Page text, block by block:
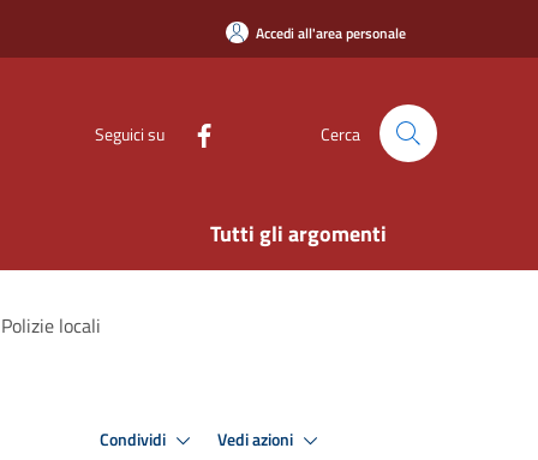
Accedi all'area personale
Seguici su Cerca
Tutti gli argomenti
locali
Condividi Vedi azioni